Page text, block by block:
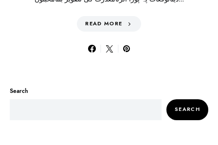
READ MORE
Search
SEARCH